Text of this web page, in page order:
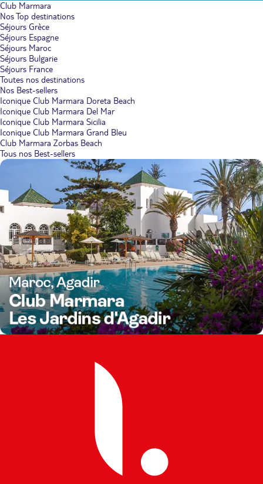
Club Marmara
Nos Top destinations
Séjours Grèce
Séjours Espagne
Séjours Maroc
Séjours Bulgarie
Séjours France
Toutes nos destinations
Nos Best-sellers
Iconique Club Marmara Doreta Beach
Iconique Club Marmara Del Mar
Iconique Club Marmara Sicilia
Iconique Club Marmara Grand Bleu
Club Marmara Zorbas Beach
Tous nos Best-sellers